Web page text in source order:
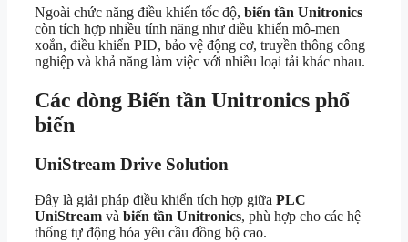
Ngoài chức năng điều khiển tốc độ, biến tần Unitronics
còn tích hợp nhiều tính năng như điều khiển mô-men
xoắn, điều khiển PID, bảo vệ động cơ, truyền thông công
nghiệp và khả năng làm việc với nhiều loại tải khác nhau.
Các dòng Biến tần Unitronics phổ
biến
UniStream Drive Solution
Đây là giải pháp điều khiển tích hợp giữa PLC
UniStream và biến tần Unitronics, phù hợp cho các hệ
thống tự động hóa yêu cầu đồng bộ cao.